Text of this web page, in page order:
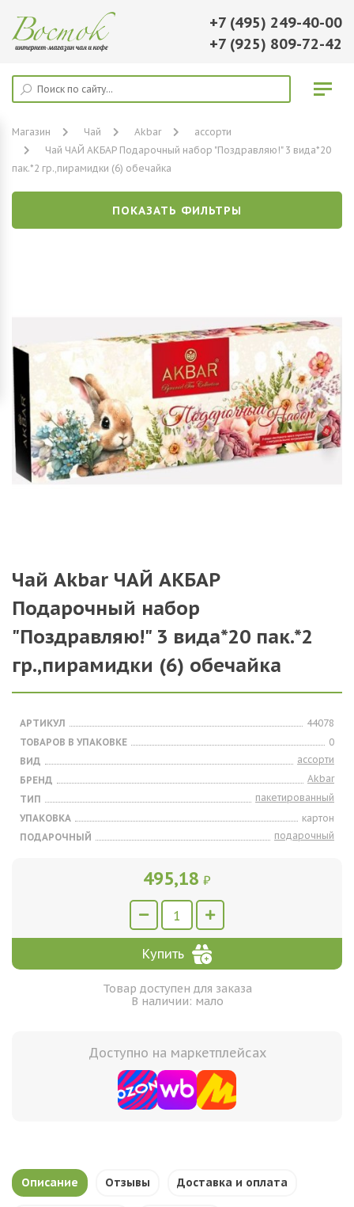
+7 (495) 249-40-00
+7 (925) 809-72-42
Магазин Чай Akbar
ассорти
Чай ЧАЙ АКБАР Подарочный набор "Поздравляю!" 3 вида*20
пак.*2 гр.,пирамидки (6) обечайка
ПОКАЗАТЬ ФИЛЬТРЫ
Чай Akbar ЧАЙ АКБАР
Подарочный набор
"Поздравляю!" 3 вида*20 пак.*2
гр.,пирамидки (6) обечайка
АРТИКУЛ
44078
ТОВАРОВ В УПАКОВКЕ
0
ВИД
ассорти
БРЕНД
Akbar
ТИП
пакетированный
УПАКОВКА
картон
ПОДАРОЧНЫЙ
подарочный
495,18 ₽
Купить
Товар доступен для заказа
В наличии: мало
Доступно на маркетплейсах
Описание Отзывы Доставка и оплата